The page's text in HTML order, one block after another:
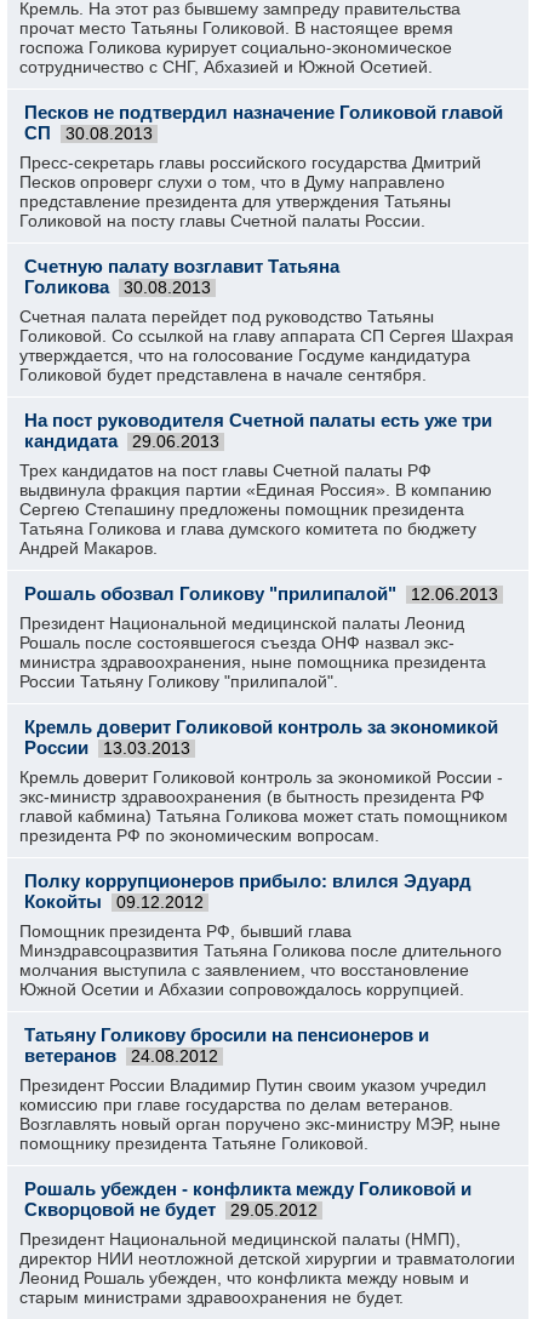
Кремль. На этот раз бывшему зампреду правительства
прочат место Татьяны Голиковой. В настоящее время
госпожа Голикова курирует социально-экономическое
сотрудничество с СНГ, Абхазией и Южной Осетией.
Песков не подтвердил назначение Голиковой главой
СП
30.08.2013
Пресс-секретарь главы российского государства Дмитрий
Песков опроверг слухи о том, что в Думу направлено
представление президента для утверждения Татьяны
Голиковой на посту главы Счетной палаты России.
Счетную палату возглавит Татьяна
Голикова
30.08.2013
Счетная палата перейдет под руководство Татьяны
Голиковой. Со ссылкой на главу аппарата СП Сергея Шахрая
утверждается, что на голосование Госдуме кандидатура
Голиковой будет представлена в начале сентября.
На пост руководителя Счетной палаты есть уже три
кандидата
29.06.2013
Трех кандидатов на пост главы Счетной палаты РФ
выдвинула фракция партии «Единая Россия». В компанию
Сергею Степашину предложены помощник президента
Татьяна Голикова и глава думского комитета по бюджету
Андрей Макаров.
Рошаль обозвал Голикову "прилипалой" 12.06.2013
Президент Национальной медицинской палаты Леонид
Рошаль после состоявшегося съезда ОНФ назвал экс-
министра здравоохранения, ныне помощника президента
России Татьяну Голикову "прилипалой".
Кремль доверит Голиковой контроль за экономикой
России
13.03.2013
Кремль доверит Голиковой контроль за экономикой России -
экс-министр здравоохранения (в бытность президента РФ
главой кабмина) Татьяна Голикова может стать помощником
президента РФ по экономическим вопросам.
Полку коррупционеров прибыло: влился Эдуард
Кокойты
09.12.2012
Помощник президента РФ, бывший глава
Минэдравсоцразвития Татьяна Голикова после длительного
молчания выступила с заявлением, что восстановление
Южной Осетии и Абхазии сопровождалось коррупцией.
Татьяну Голикову бросили на пенсионеров и
ветеранов
24.08.2012
Президент России Владимир Путин своим указом учредил
комиссию при главе государства по делам ветеранов.
Возглавлять новый орган поручено экс-министру МЭР, ныне
помощнику президента Татьяне Голиковой.
Рошаль убежден - конфликта между Голиковой и
Скворцовой не будет
29.05.2012
Президент Национальной медицинской палаты (НМП),
директор НИИ неотложной детской хирургии и травматологии
Леонид Рошаль убежден, что конфликта между новым и
старым министрами здравоохранения не будет.